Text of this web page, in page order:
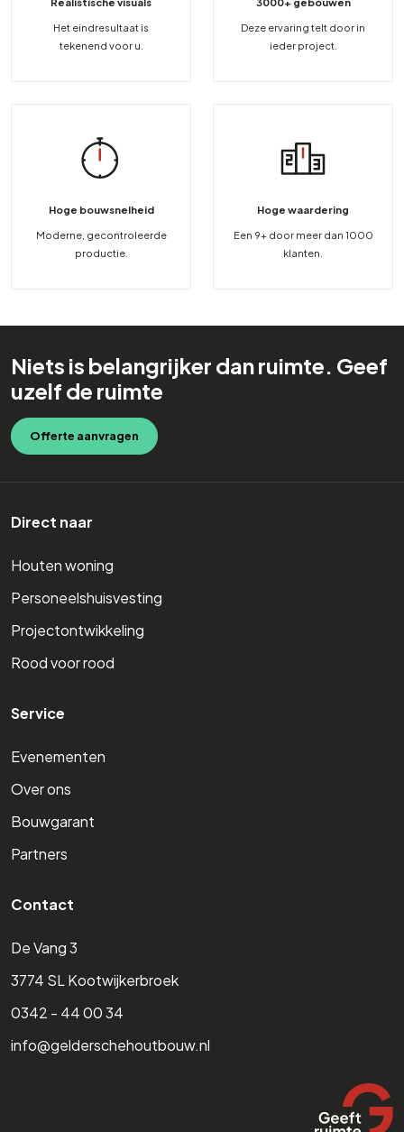
Het eindresultaat is
tekenend voor u.
Deze ervaring telt door in
ieder project.
Hoge bouwsnelheid
Moderne, gecontroleerde
productie.
Hoge waardering
Een 9+ door meer dan 1000
klanten.
Niets is belangrijker dan ruimte. Geef
uzelf de ruimte
Offerte aanvragen
Direct naar
Houten woning
Personeelshuisvesting
Projectontwikkeling
Rood voor rood
Service
Evenementen
Over ons
Bouwgarant
Partners
Contact
De Vang 3
3774 SL Kootwijkerbroek
0342 - 44 00 34
info@gelderschehoutbouw.nl